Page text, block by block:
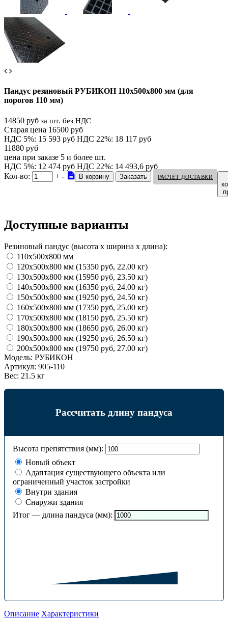
Пандус резиновый РУБИКОН 110х500х800 мм (для
порогов 110 мм)
14850 руб за шт. без НДС
Старая цена 16500 руб
НДС 5%: 15 593 руб НДС 22%: 18 117 руб
11880 руб
цена при заказе 5 и более шт.
НДС 5%: 12 474 руб НДС 22%: 14 493,6 руб
Кол-во:
+ - РАСЧЁТ ДОСТАВКИ
Доступные варианты
Резиновый пандус (высота х ширина х длина):
110х500х800 мм
120х500х800 мм (15350 руб, 22.00 кг)
130х500х800 мм (15950 руб, 23.50 кг)
140х500х800 мм (16350 руб, 24.00 кг)
150х500х800 мм (19250 руб, 24.50 кг)
160х500х800 мм (17350 руб, 25.00 кг)
170х500х800 мм (18150 руб, 25.50 кг)
180х500х800 мм (18650 руб, 26.00 кг)
190х500х800 мм (19250 руб, 26.50 кг)
200х500х800 мм (19750 руб, 27.00 кг)
Модель: РУБИКОН
Артикул: 905-110
Вес: 21.5 кг
Рассчитать длину пандуса
Высота препятствия (мм):
Новый объект
Адаптация существующего объекта или
ограниченный участок застройки
Внутри здания
Снаружи здания
Итог — длина пандуса (мм):
Описание Характеристики